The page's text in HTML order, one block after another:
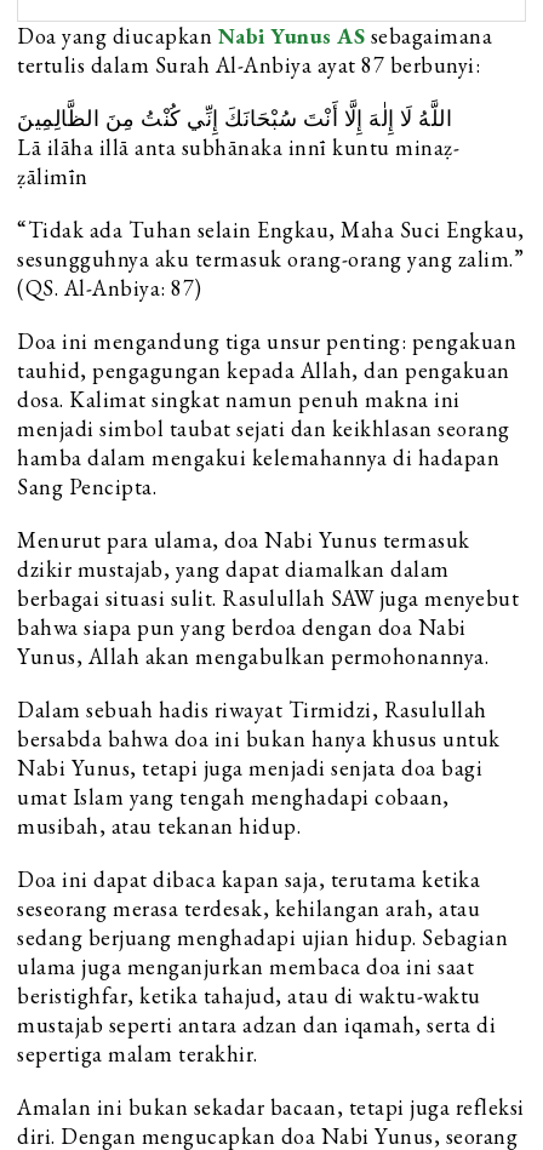
Doa yang diucapkan Nabi Yunus AS sebagaimana
tertulis dalam Surah Al-Anbiya ayat 87 berbunyi:
اللَّهُ لَا إِلٰهَ إِلَّا أَنْتَ سُبْحَانَكَ إِنِّي كُنْتُ مِنَ الظَّالِمِينَ
Lā ilāha illā anta subhānaka innī kuntu minaẓ-
ẓālimīn
“Tidak ada Tuhan selain Engkau, Maha Suci Engkau,
sesungguhnya aku termasuk orang-orang yang zalim.”
(QS. Al-Anbiya: 87)
Doa ini mengandung tiga unsur penting: pengakuan
tauhid, pengagungan kepada Allah, dan pengakuan
dosa. Kalimat singkat namun penuh makna ini
menjadi simbol taubat sejati dan keikhlasan seorang
hamba dalam mengakui kelemahannya di hadapan
Sang Pencipta.
Menurut para ulama, doa Nabi Yunus termasuk
dzikir mustajab, yang dapat diamalkan dalam
berbagai situasi sulit. Rasulullah SAW juga menyebut
bahwa siapa pun yang berdoa dengan doa Nabi
Yunus, Allah akan mengabulkan permohonannya.
Dalam sebuah hadis riwayat Tirmidzi, Rasulullah
bersabda bahwa doa ini bukan hanya khusus untuk
Nabi Yunus, tetapi juga menjadi senjata doa bagi
umat Islam yang tengah menghadapi cobaan,
musibah, atau tekanan hidup.
Doa ini dapat dibaca kapan saja, terutama ketika
seseorang merasa terdesak, kehilangan arah, atau
sedang berjuang menghadapi ujian hidup. Sebagian
ulama juga menganjurkan membaca doa ini saat
beristighfar, ketika tahajud, atau di waktu-waktu
mustajab seperti antara adzan dan iqamah, serta di
sepertiga malam terakhir.
Amalan ini bukan sekadar bacaan, tetapi juga refleksi
diri. Dengan mengucapkan doa Nabi Yunus, seorang